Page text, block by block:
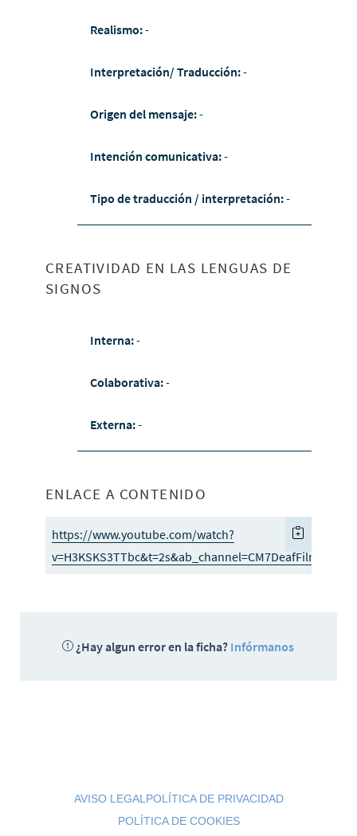
Realismo:-
Interpretación/ Traducción:-
Origen del mensaje:-
Intención comunicativa:-
Tipo de traducción / interpretación:-
CREATIVIDAD EN LAS LENGUAS DE
SIGNOS
Interna:-
Colaborativa:-
Externa:-
ENLACE A CONTENIDO
https://www.youtube.com/watch?
v=H3KSKS3TTbc&t=2s&ab_channel=CM7DeafFilmCamp
¿Hay algun error en la ficha? Infórmanos
AVISO LEGAL POLÍTICA DE PRIVACIDAD
POLÍTICA DE COOKIES